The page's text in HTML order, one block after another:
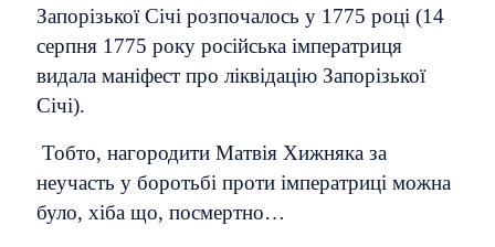
Запорізької Січі розпочалось у 1775 році (14
серпня 1775 року російська імператриця
видала маніфест про ліквідацію Запорізької
Січі).
Тобто, нагородити Матвія Хижняка за
неучасть у боротьбі проти імператриці можна
було, хіба що, посмертно…